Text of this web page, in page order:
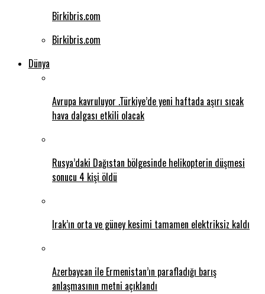
Birkibris.com
Birkibris.com
Dünya
Avrupa kavruluyor .Türkiye’de yeni haftada aşırı sıcak
hava dalgası etkili olacak
Rusya’daki Dağıstan bölgesinde helikopterin düşmesi
sonucu 4 kişi öldü
Irak’ın orta ve güney kesimi tamamen elektriksiz kaldı
Azerbaycan ile Ermenistan’ın parafladığı barış
anlaşmasının metni açıklandı